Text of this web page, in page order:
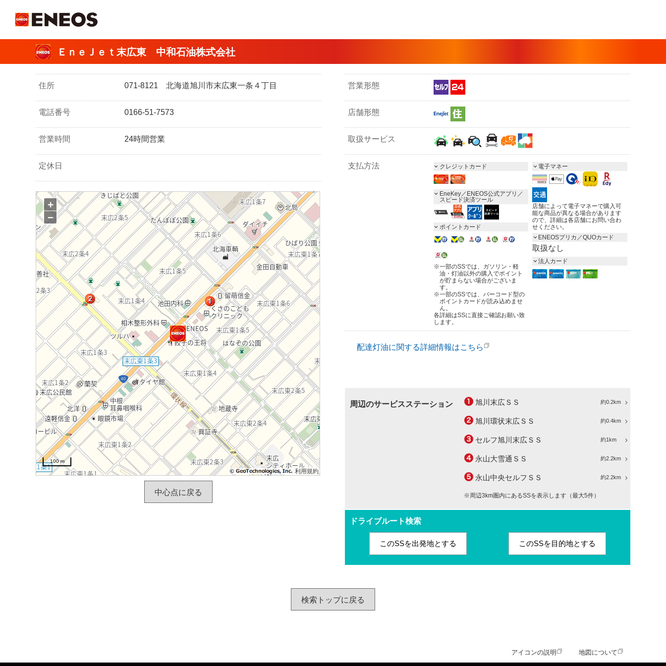
ＥｎｅＪｅｔ末広東 中和石油株式会社
住所 071-8121 北海道旭川市末広東一条４丁目
電話番号 0166-51-7573
営業時間 24時間営業
定休日
利用規約
+
−
100 m
中心点に戻る
営業形態
店舗形態
取扱サービス
支払方法 クレジットカード
EneKey／ENEOS公式アプリ／
スピード決済ツール
ポイントカード
※一部のSSでは、ガソリン・軽
油・灯油以外の購入でポイント
が貯まらない場合がございま
す。
※一部のSSでは、バーコード型の
ポイントカードが読み込めませ
ん。
各詳細はSSに直接ご確認お願い致
します。
電子マネー
店舗によって電子マネーで購入可
能な商品が異なる場合があります
ので、詳細は各店舗にお問い合わ
せください。
ENEOSプリカ／QUOカード
取扱なし
法人カード
配達灯油に関する詳細情報はこちら
周辺のサービスステーション 約0.2km
旭川末広ＳＳ
約0.4km
旭川環状末広ＳＳ
約1km
セルフ旭川末広ＳＳ
約2.2km
永山大雪通ＳＳ
約2.2km
永山中央セルフＳＳ
※周辺3km圏内にあるSSを表示します（最大5件）
ドライブルート検索
このSSを出発地とする このSSを目的地とする
検索トップに戻る
アイコンの説明 地図について